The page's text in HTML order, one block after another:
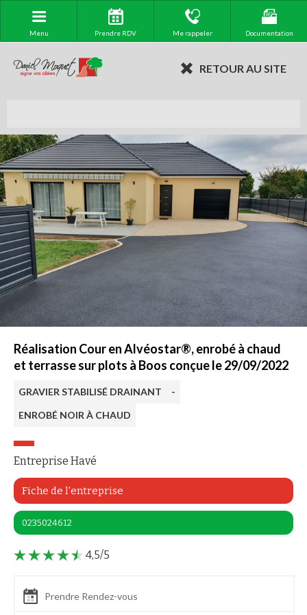
Menu Prendre RDV Me rappeler Documentation
RETOUR AU SITE
Réalisation Cour en Alvéostar®, enrobé à chaud
et terrasse sur plots à Boos conçue le 29/09/2022
GRAVIER STABILISÉ DRAINANT
-
ENROBÉ NOIR À CHAUD
Entreprise Havé
Fiche de l'entreprise
0235024612
4,5/5
Prendre Rendez-vous